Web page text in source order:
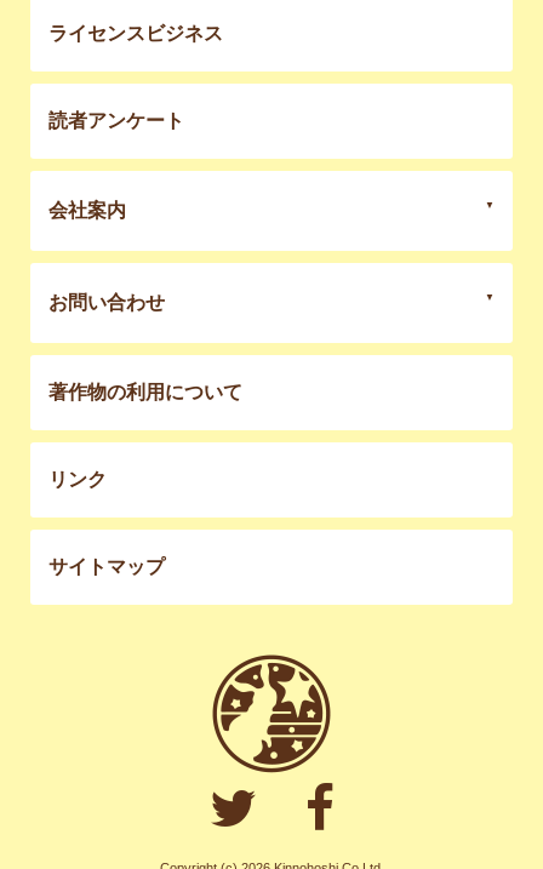
ライセンスビジネス
読者アンケート
会社案内
お問い合わせ
著作物の利用について
リンク
サイトマップ